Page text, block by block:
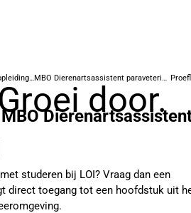
Groei door.
Volledige MBO-opleidingen MBO Dierenartsassistent paraveterinair
studeren bij LOI? Vraag dan een
direct toegang tot een hoofdstuk uit